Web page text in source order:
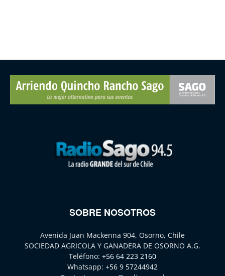
SOBRE NOSOTROS
Avenida Juan Mackenna 904, Osorno, Chile
SOCIEDAD AGRICOLA Y GANADERA DE OSORNO A.G.
Teléfono: +56 64 223 2160
Whatsapp: +56 9 57244942